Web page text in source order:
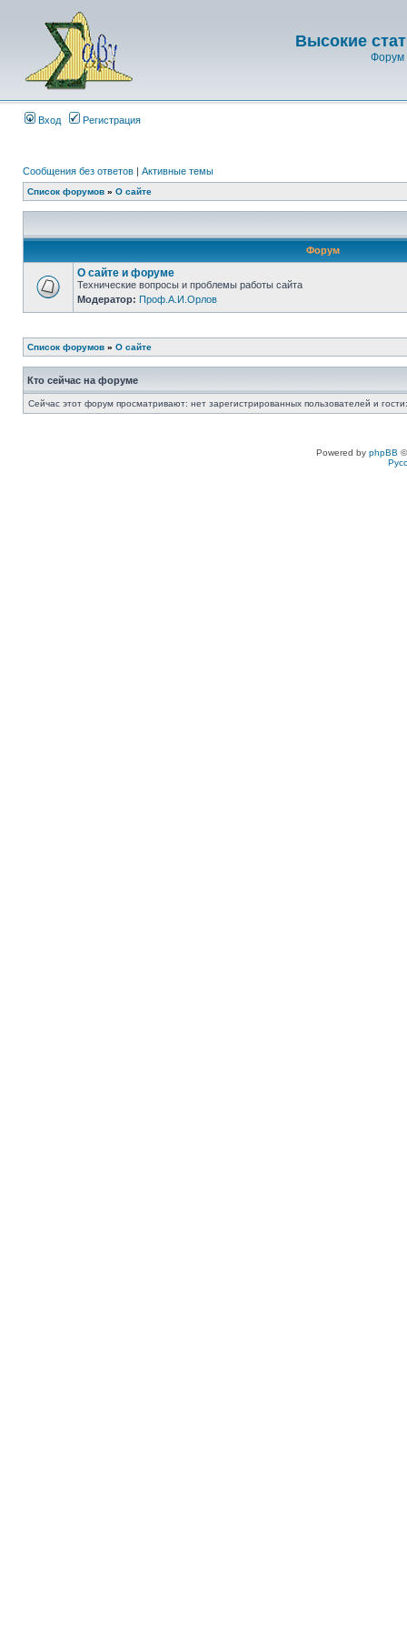
Высокие
Форум
Вход Регистрация
Сообщения без ответов | Активные темы
Список форумов » О сайте
Форум
О сайте и форуме
Технические вопросы и проблемы работы сайта
Модератор: Проф.А.И.Орлов
Список форумов » О сайте
Кто сейчас на форуме
Сейчас этот форум просматривают: нет зарегистрированных пользователей и
Powered by phpBB